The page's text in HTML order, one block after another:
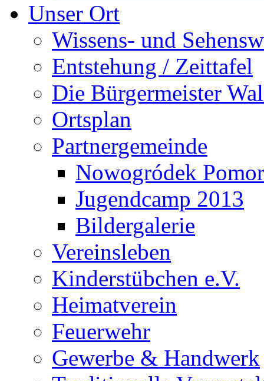
Unser Ort
Wissens- und
Entstehung / Zeittafel
Die Bürgermeister
Ortsplan
Partnergemeinde
Nowogródek
Jugendcamp 2013
Bildergalerie
Vereinsleben
Kinderstübchen e.V.
Heimatverein
Feuerwehr
Gewerbe & Handwerk